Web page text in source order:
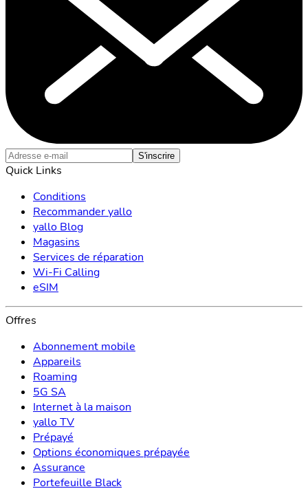
S'inscrire
Quick Links
Conditions
Recommander yallo
yallo Blog
Magasins
Services de réparation
Wi-Fi Calling
eSIM
Offres
Abonnement mobile
Appareils
Roaming
5G SA
Internet à la maison
yallo TV
Prépayé
Options économiques prépayée
Assurance
Portefeuille Black